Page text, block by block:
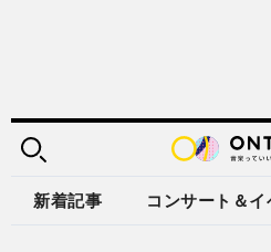
新着記事 コンサート＆イ